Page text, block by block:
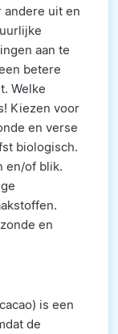
andere uit en
aan te
betere
Welke
Kiezen voor
en verse
biologisch.
en/of blik.
en
is een
de